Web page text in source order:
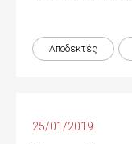
Αποδεκτές
25/01/2019